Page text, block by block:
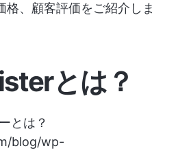
格、顧客評価をご紹介しま
とは？
とは？
blog/wp-